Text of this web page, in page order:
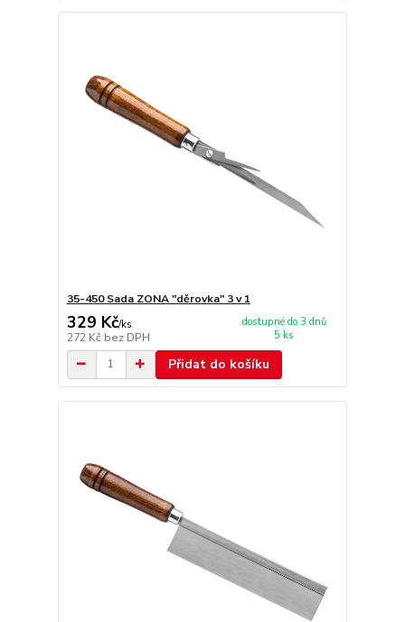
35-450 Sada ZONA "děrovka" 3 v 1
329 Kč/ks
272 Kč bez DPH
dostupné do 3 dnů
5 ks
Přidat do košíku